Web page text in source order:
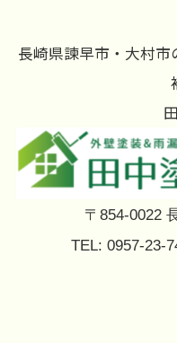
長崎県諫早市・大村
〒854-0022
TEL: 0957-23-